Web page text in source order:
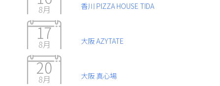
8月 香川 PIZZA HOUSE TIDA
17
8月 大阪 AZYTATE
20
8月 大阪 真心場